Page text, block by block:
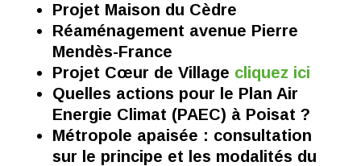
Projet Maison du Cèdre
Réaménagement avenue Pierre
Mendès-France
Projet Cœur de Village cliquez ici
Quelles actions pour le Plan Air
Energie Climat (PAEC) à Poisat ?
Métropole apaisée : consultation
sur le principe et les modalités du